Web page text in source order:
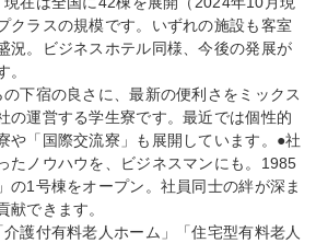
クラスの規模です。いずれの施設も客室
況。ビジネスホテル同様、今後の発展が
。
下宿の良さに、最新の便利さをミックス
の運営する学生寮です。最近では個性的
や「国際交流寮」も展開しています。●社
たノウハウを、ビジネスマンにも。1985
の1号棟をオープン。社員同士の絆が深ま
献できます。
護付有料老人ホーム」「住宅型有料老人